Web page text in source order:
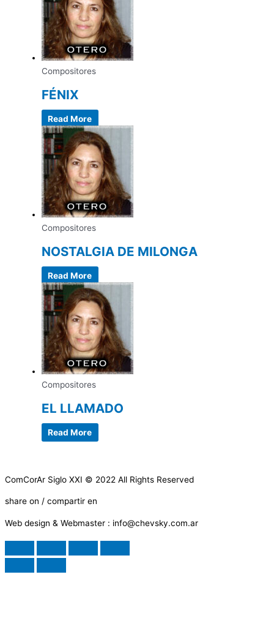
Compositores
FÉNIX
Read More
Compositores
NOSTALGIA DE MILONGA
Read More
Compositores
EL LLAMADO
Read More
ComCorAr Siglo XXI © 2022 All Rights Reserved
share on / compartir en
Web design & Webmaster : info@chevsky.com.ar